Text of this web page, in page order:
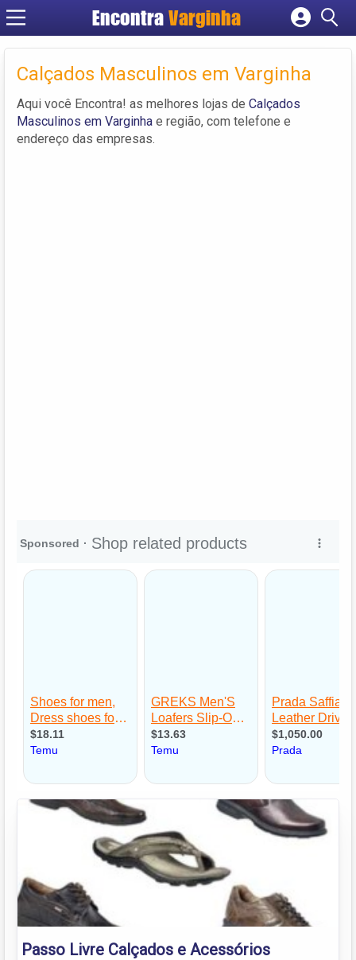
EncontraVarginha
Cadastrar empresa
Criar conta
Calçados Masculinos em Varginha
Aqui você Encontra! as melhores lojas de Calçados
Masculinos em Varginha e região, com telefone e
endereço das empresas.
Passo Livre Calçados e Acessórios